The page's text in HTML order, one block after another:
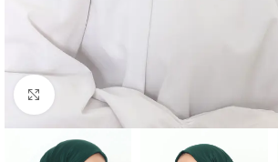
Click to enlarge